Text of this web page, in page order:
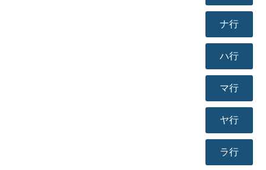
ナ行
ハ行
マ行
ヤ行
ラ行